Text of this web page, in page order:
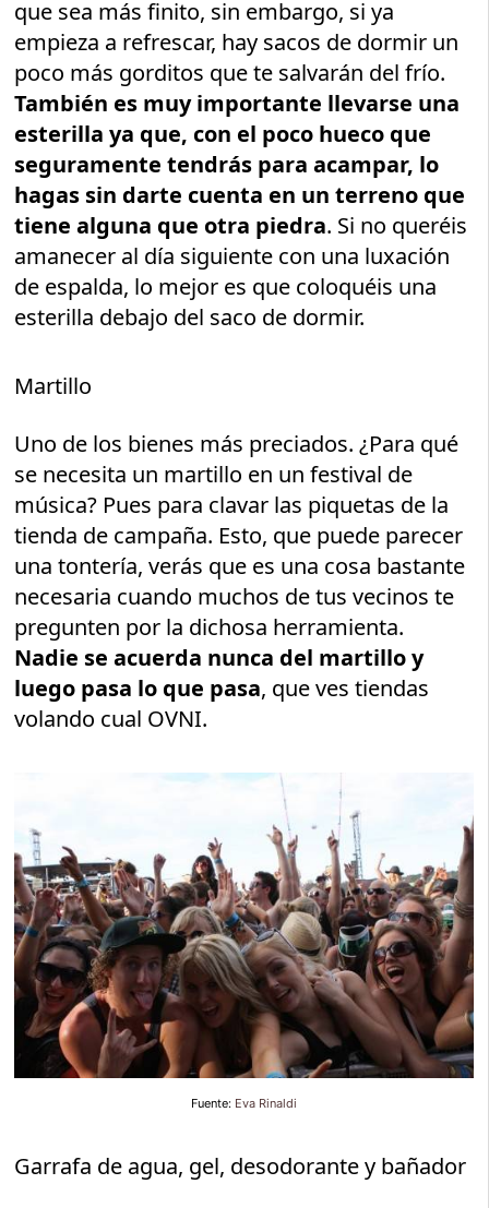
que sea más finito, sin embargo, si ya
empieza a refrescar, hay sacos de dormir un
poco más gorditos que te salvarán del frío.
También es muy importante llevarse una
esterilla ya que, con el poco hueco que
seguramente tendrás para acampar, lo
hagas sin darte cuenta en un terreno que
tiene alguna que otra piedra. Si no queréis
amanecer al día siguiente con una luxación
de espalda, lo mejor es que coloquéis una
esterilla debajo del saco de dormir.
Martillo
Uno de los bienes más preciados. ¿Para qué
se necesita un martillo en un festival de
música? Pues para clavar las piquetas de la
tienda de campaña. Esto, que puede parecer
una tontería, verás que es una cosa bastante
necesaria cuando muchos de tus vecinos te
pregunten por la dichosa herramienta.
Nadie se acuerda nunca del martillo y
luego pasa lo que pasa, que ves tiendas
volando cual OVNI.
Fuente: Eva Rinaldi
Garrafa de agua, gel, desodorante y bañador